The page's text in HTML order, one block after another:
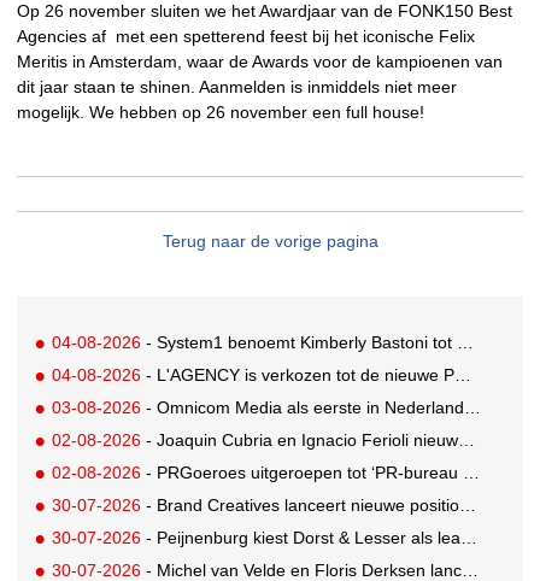
Op 26 november sluiten we het Awardjaar van de FONK150 Best
Agencies af met een spetterend feest bij het iconische Felix
Meritis in Amsterdam, waar de Awards voor de kampioenen van
dit jaar staan te shinen. Aanmelden is inmiddels niet meer
mogelijk. We hebben op 26 november een full house!
Terug naar de vorige pagina
04-08-2026 - System1 benoemt Kimberly Bastoni tot Gobal Chief Commercial Officer
04-08-2026 - L'AGENCY is verkozen tot de nieuwe PR-partner van KoRo
03-08-2026 - Omnicom Media als eerste in Nederland actief met advertenties in ChatGPT
02-08-2026 - Joaquin Cubria en Ignacio Ferioli nieuwe Global CCO’s GUT, Renata Neumann Global Head of Production
02-08-2026 - PRGoeroes uitgeroepen tot ‘PR-bureau van het jaar 2026’
30-07-2026 - Brand Creatives lanceert nieuwe positionering: Create to Celebrate
30-07-2026 - Peijnenburg kiest Dorst & Lesser als lead social agency
30-07-2026 - Michel van Velde en Floris Derksen lanceren I.C.Y. group: drie specialistische bureaus, één visie op groei